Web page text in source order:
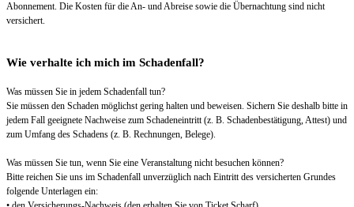
Abonnement. Die Kosten für die An- und Abreise sowie die Übernachtung sind nicht
versichert.
Wie verhalte ich mich im Schadenfall?
Was müssen Sie in jedem Schadenfall tun?
Sie müssen den Schaden möglichst gering halten und beweisen. Sichern Sie deshalb bitte in
jedem Fall geeignete Nachweise zum Schadeneintritt (z. B. Schadenbestätigung, Attest) und
zum Umfang des Schadens (z. B. Rechnungen, Belege).
Was müssen Sie tun, wenn Sie eine Veranstaltung nicht besuchen können?
Bitte reichen Sie uns im Schadenfall unverzüglich nach Eintritt des versicherten Grundes
folgende Unterlagen ein: